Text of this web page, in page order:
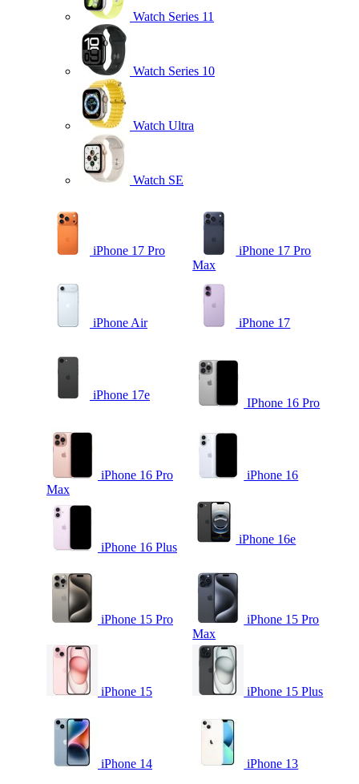
Watch Series 11
Watch Series 10
Watch Ultra
Watch SE
iPhone 17 Pro
iPhone 17 Pro
Max
iPhone Air iPhone 17
iPhone 17e
IPhone 16 Pro
iPhone 16 Pro
Max
iPhone 16
iPhone 16 Plus
iPhone 16e
iPhone 15 Pro
iPhone 15 Pro
Max
iPhone 15 iPhone 15 Plus
iPhone 14 iPhone 13